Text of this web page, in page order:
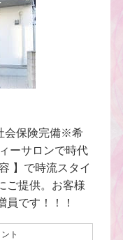
会保険完備※希
ーサロンで時代
】で時流スタイ
ご提供。お客様
員です！！！
ト